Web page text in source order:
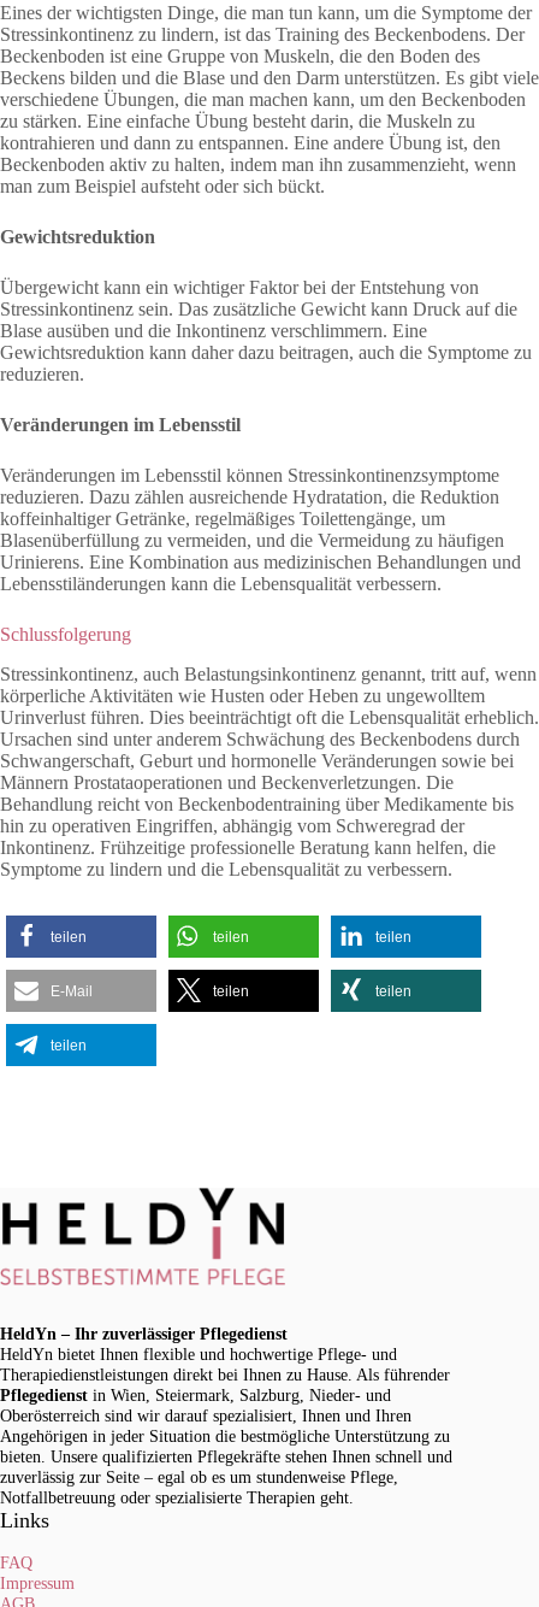
Eines der wichtigsten Dinge, die man tun kann, um die Symptome der
Stressinkontinenz zu lindern, ist das Training des Beckenbodens. Der
Beckenboden ist eine Gruppe von Muskeln, die den Boden des
Beckens bilden und die Blase und den Darm unterstützen. Es gibt viele
verschiedene Übungen, die man machen kann, um den Beckenboden
zu stärken. Eine einfache Übung besteht darin, die Muskeln zu
kontrahieren und dann zu entspannen. Eine andere Übung ist, den
Beckenboden aktiv zu halten, indem man ihn zusammenzieht, wenn
man zum Beispiel aufsteht oder sich bückt.
Gewichtsreduktion
Übergewicht kann ein wichtiger Faktor bei der Entstehung von
Stressinkontinenz sein. Das zusätzliche Gewicht kann Druck auf die
Blase ausüben und die Inkontinenz verschlimmern. Eine
Gewichtsreduktion kann daher dazu beitragen, auch die Symptome zu
reduzieren.
Veränderungen im Lebensstil
Veränderungen im Lebensstil können Stressinkontinenzsymptome
reduzieren. Dazu zählen ausreichende Hydratation, die Reduktion
koffeinhaltiger Getränke, regelmäßiges Toilettengänge, um
Blasenüberfüllung zu vermeiden, und die Vermeidung zu häufigen
Urinierens. Eine Kombination aus medizinischen Behandlungen und
Lebensstiländerungen kann die Lebensqualität verbessern.
Schlussfolgerung
Stressinkontinenz, auch Belastungsinkontinenz genannt, tritt auf, wenn
körperliche Aktivitäten wie Husten oder Heben zu ungewolltem
Urinverlust führen. Dies beeinträchtigt oft die Lebensqualität erheblich.
Ursachen sind unter anderem Schwächung des Beckenbodens durch
Schwangerschaft, Geburt und hormonelle Veränderungen sowie bei
Männern Prostataoperationen und Beckenverletzungen. Die
Behandlung reicht von Beckenbodentraining über Medikamente bis
hin zu operativen Eingriffen, abhängig vom Schweregrad der
Inkontinenz. Frühzeitige professionelle Beratung kann helfen, die
Symptome zu lindern und die Lebensqualität zu verbessern.
teilen teilen teilen
E-Mail teilen teilen
teilen
HeldYn – Ihr zuverlässiger Pflegedienst
HeldYn bietet Ihnen flexible und hochwertige Pflege- und
Therapiedienstleistungen direkt bei Ihnen zu Hause. Als führender
Pflegedienst in Wien, Steiermark, Salzburg, Nieder- und
Oberösterreich sind wir darauf spezialisiert, Ihnen und Ihren
Angehörigen in jeder Situation die bestmögliche Unterstützung zu
bieten. Unsere qualifizierten Pflegekräfte stehen Ihnen schnell und
zuverlässig zur Seite – egal ob es um stundenweise Pflege,
Notfallbetreuung oder spezialisierte Therapien geht.
Links
FAQ
Impressum